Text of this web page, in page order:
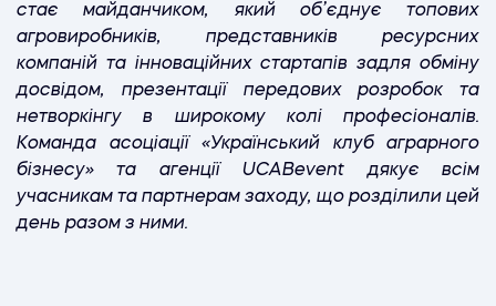
стає майданчиком, який об’єднує топових
агровиробників, представників ресурсних
компаній та інноваційних стартапів задля обміну
досвідом, презентації передових розробок та
нетворкінгу в широкому колі професіоналів.
Команда асоціації «Український клуб аграрного
бізнесу» та агенції UCABevent дякує всім
учасникам та партнерам заходу, що розділили цей
день разом з ними.